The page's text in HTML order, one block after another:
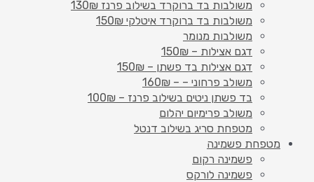
משולבות בד ברוקרד בשילוב פרנז 130₪
משולבות בד ברוקרד איטלקי 150₪
משולבות מנומר
דגם אצילות – 150₪
דגם אצילות בד פשתן – 150₪
משולב פרחוני – – 160₪
בד פשתן ניטים בשילוב פרנז – 100₪
משולב פרימיום יהלום
מטפחת סריג בשילוב דנטל
מטפחת פשמינה
פשמינה רקום
פשמינה לורקס